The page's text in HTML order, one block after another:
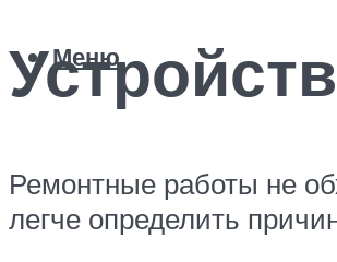
Меню
Ремонтные работы не
легче определить